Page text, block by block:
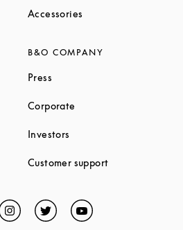
Accessories
New Tab
New Tab
New Tab
in New Tab
B&O COMPANY
Press
Corporate
Investors
Customer supportLink Opens in
Opens in New Tab
Link Opens in New Tab
TwitterLink Opens in New Tab
YouTubeLink Opens in